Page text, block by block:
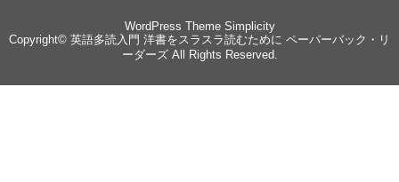
WordPress Theme Simplicity
Copyright© 英語多読入門 洋書をスラスラ読むために ペーパーバック・リ
ーダーズAll Rights Reserved.